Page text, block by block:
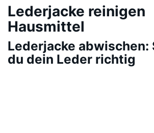
Lederjacke reinigen
Hausmittel
Lederjacke abwischen:
du dein Leder richtig